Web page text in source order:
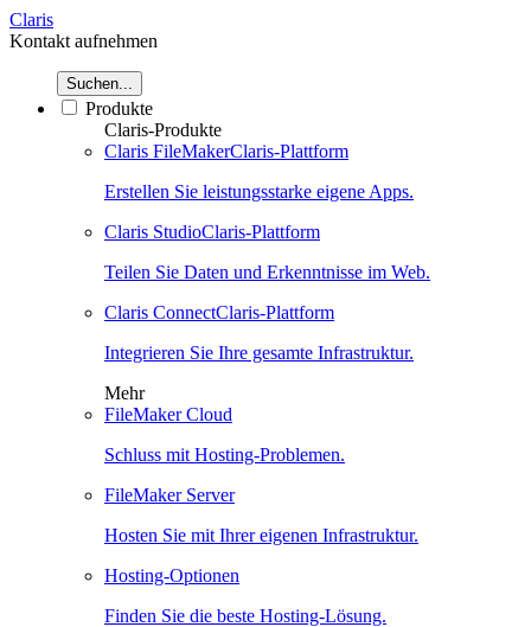
Claris
Kontakt aufnehmen
Suchen...
Produkte
Claris-Produkte
Claris FileMakerClaris-Plattform
Erstellen Sie leistungsstarke eigene Apps.
Claris StudioClaris-Plattform
Teilen Sie Daten und Erkenntnisse im Web.
Claris ConnectClaris-Plattform
Integrieren Sie Ihre gesamte Infrastruktur.
Mehr
FileMaker Cloud
Schluss mit Hosting-Problemen.
FileMaker Server
Hosten Sie mit Ihrer eigenen Infrastruktur.
Hosting-Optionen
Finden Sie die beste Hosting-Lösung.